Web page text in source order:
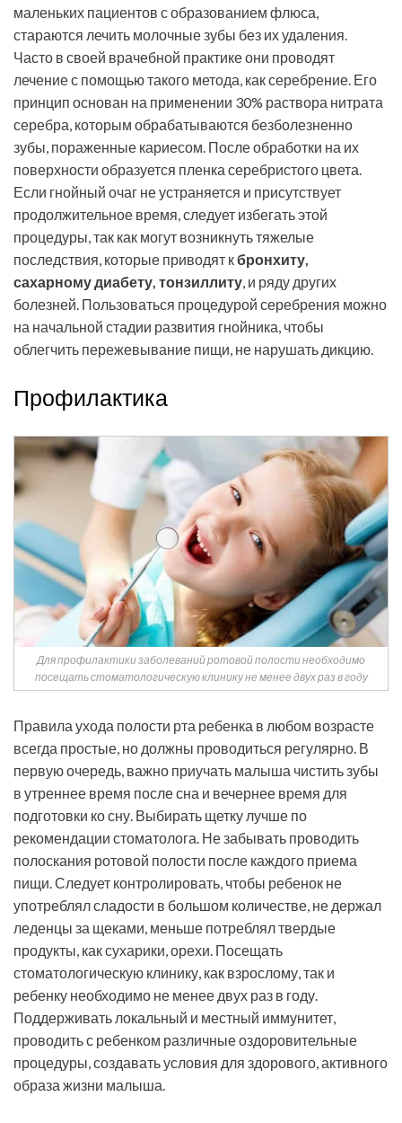
маленьких пациентов с образованием флюса,
стараются лечить молочные зубы без их удаления.
Часто в своей врачебной практике они проводят
лечение с помощью такого метода, как серебрение. Его
принцип основан на применении 30% раствора нитрата
серебра, которым обрабатываются безболезненно
зубы, пораженные кариесом. После обработки на их
поверхности образуется пленка серебристого цвета.
Если гнойный очаг не устраняется и присутствует
продолжительное время, следует избегать этой
процедуры, так как могут возникнуть тяжелые
последствия, которые приводят кбронхиту,
сахарному диабету, тонзиллиту, и ряду других
болезней. Пользоваться процедурой серебрения можно
на начальной стадии развития гнойника, чтобы
облегчить пережевывание пищи, не нарушать дикцию.
Профилактика
Для профилактики заболеваний ротовой полости необходимо
посещать стоматологическую клинику не менее двух раз в году
Правила ухода полости рта ребенка в любом возрасте
всегда простые, но должны проводиться регулярно. В
первую очередь, важно приучать малыша чистить зубы
в утреннее время после сна и вечернее время для
подготовки ко сну. Выбирать щетку лучше по
рекомендации стоматолога. Не забывать проводить
полоскания ротовой полости после каждого приема
пищи. Следует контролировать, чтобы ребенок не
употреблял сладости в большом количестве, не держал
леденцы за щеками, меньше потреблял твердые
продукты, как сухарики, орехи. Посещать
стоматологическую клинику, как взрослому, так и
ребенку необходимо не менее двух раз в году.
Поддерживать локальный и местный иммунитет,
проводить с ребенком различные оздоровительные
процедуры, создавать условия для здорового, активного
образа жизни малыша.